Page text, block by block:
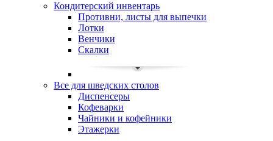
Кондитерский инвентарь
Противни, листы для выпечки
Лотки
Венчики
Скалки
Все для шведских столов
Диспенсеры
Кофеварки
Чайники и кофейники
Этажерки